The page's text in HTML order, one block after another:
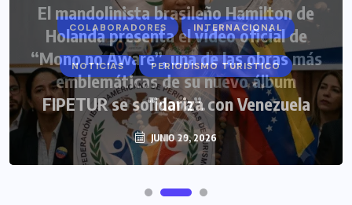
COLABORADORES INTERNACIONAL
NOTICIAS PERIODISMO TURISTICO
FIPETUR se solidariza con Venezuela
JUNIO 29, 2026